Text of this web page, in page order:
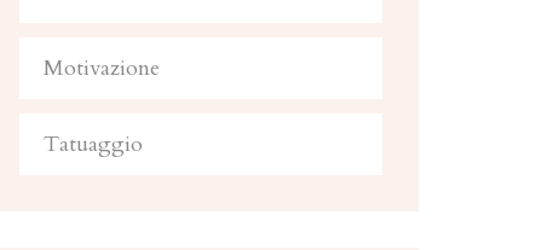
Motivazione
Tatuaggio